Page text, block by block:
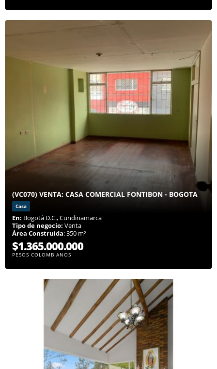
(VC070) VENTA: CASA COMERCIAL FONTIBON - BOGOTA
Casa
En: Bogotá D.C., Cundinamarca
Tipo de negocio: Venta
Área Construida: 350 m²
$1.365.000.000
PESOS COLOMBIANOS